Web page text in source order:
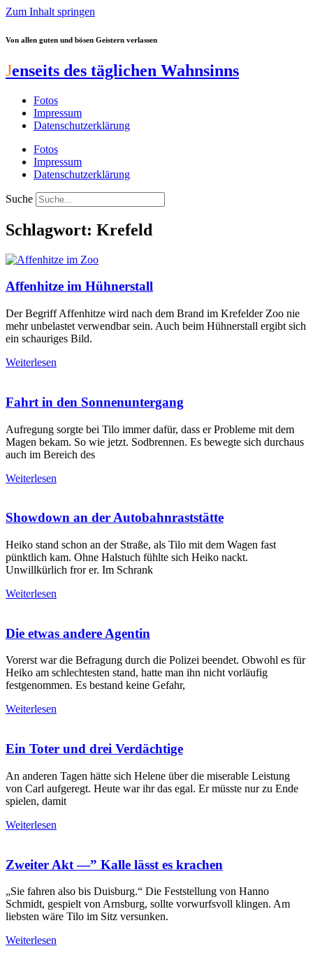
Zum Inhalt springen
Von allen guten und bösen Geistern verlassen
Jenseits des täglichen Wahnsinns
Fotos
Impressum
Datenschutzerklärung
Fotos
Impressum
Datenschutzerklärung
Suche
Schlagwort: Krefeld
Affenhitze im Hühnerstall
Der Begriff Affenhitze wird nach dem Brand im Krefelder Zoo nie
mehr unbelastet verwendbar sein. Auch beim Hühnerstall ergibt sich
ein schauriges Bild.
Weiterlesen
Fahrt in den Sonnenuntergang
Aufregung sorgte bei Tilo immer dafür, dass er Probleme mit dem
Magen bekam. So wie jetzt. Sodbrennen. Es bewegte sich durchaus
auch im Bereich des
Weiterlesen
Showdown an der Autobahnraststätte
Heiko stand schon an der Straße, als Tilo mit dem Wagen fast
pünktlich kam. Ohne Halstuch fühlte sich Heiko nackt.
Unwillkürlich fror er. Im Schrank
Weiterlesen
Die etwas andere Agentin
Vorerst war die Befragung durch die Polizei beendet. Obwohl es für
Heiko am schlechtesten stand, hatte man ihn nicht vorläufig
festgenommen. Es bestand keine Gefahr,
Weiterlesen
Ein Toter und drei Verdächtige
An anderen Tagen hätte sich Helene über die miserable Leistung
von Carl aufgeregt. Heute war ihr das egal. Er müsste nur zu Ende
spielen, damit
Weiterlesen
Zweiter Akt —” Kalle lässt es krachen
„Sie fahren also bis Duisburg.“ Die Feststellung von Hanno
Schmidt, gespielt von Arnsburg, sollte vorwurfsvoll klingen. Am
liebsten wäre Tilo im Sitz versunken.
Weiterlesen